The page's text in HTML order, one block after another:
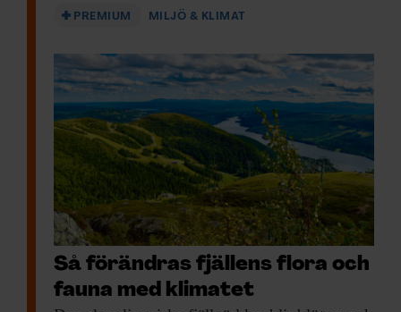
PREMIUM MILJÖ & KLIMAT
Så förändras fjällens flora och
fauna med klimatet